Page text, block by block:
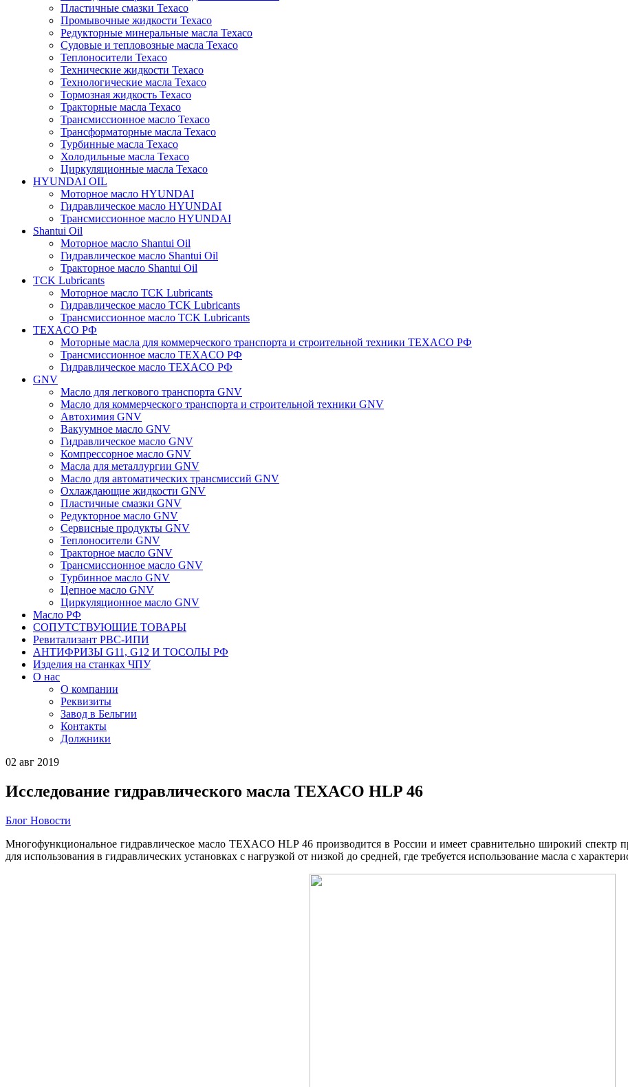
Пластичные смазки Texaco
Промывочные жидкости Texaco
Редукторные минеральные масла Texaco
Судовые и тепловозные масла Texaco
Теплоносители Texaco
Технические жидкости Texaco
Технологические масла Texaco
Тормозная жидкость Texaco
Тракторные масла Texaco
Трансмиссионное масло Texaco
Трансформаторные масла Texaco
Турбинные масла Texaco
Холодильные масла Texaco
Циркуляционные масла Texaco
HYUNDAI OIL
Моторное масло HYUNDAI
Гидравлическое масло HYUNDAI
Трансмиссионное масло HYUNDAI
Shantui Oil
Моторное масло Shantui Oil
Гидравлическое масло Shantui Oil
Тракторное масло Shantui Oil
TCK Lubricants
Моторное масло TCK Lubricants
Гидравлическое масло TCK Lubricants
Трансмиссионное масло TCK Lubricants
TEXACO РФ
Моторные масла для коммерческого транспорта и строительной техники TEXACO РФ
Трансмиссионное масло TEXACO РФ
Гидравлическое масло TEXACO РФ
GNV
Масло для легкового транспорта GNV
Масло для коммерческого транспорта и строительной техники GNV
Автохимия GNV
Вакуумное масло GNV
Гидравлическое масло GNV
Компрессорное масло GNV
Масла для металлургии GNV
Масло для автоматических трансмиссий GNV
Охлаждающие жидкости GNV
Пластичные смазки GNV
Редукторное масло GNV
Сервисные продукты GNV
Теплоносители GNV
Тракторное масло GNV
Трансмиссионное масло GNV
Турбинное масло GNV
Цепное масло GNV
Циркуляционное масло GNV
Масло РФ
СОПУТСТВУЮЩИЕ ТОВАРЫ
Ревитализант РВС-ИПИ
АНТИФРИЗЫ G11, G12 И ТОСОЛЫ РФ
Изделия на станках ЧПУ
О нас
О компании
Реквизиты
Завод в Бельгии
Контакты
Должники
02 авг 2019
Исследование гидравлического масла TEXACO HLP 46
Блог Новости
Многофункциональное гидравлическое масло TEXACO HLP 46 производится в России и имеет сравнительно широкий спектр
для использования в гидравлических установках с нагрузкой от низкой до средней, где требуется использование масла с